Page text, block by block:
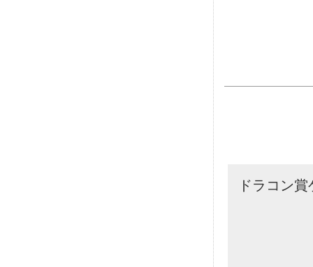
ドラコン